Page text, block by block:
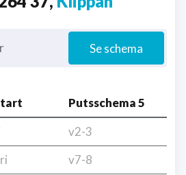
Se schema
Putsschema 5
v2-3
v7-8